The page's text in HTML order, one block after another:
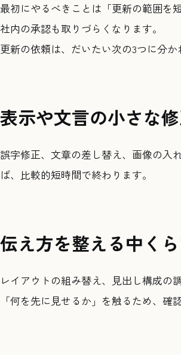
最初にやるべきことは「更新の範囲を
社内の承認も取りづらくなります。
更新の依頼は、だいたい次の3つに分か
表示や文言の小さな
誤字修正、文章の差し替え、画像の入
ば、比較的短時間で終わります。
伝え方を整える中く
レイアウトの組み替え、見出し構成の
「何を先に見せるか」を触るため、確